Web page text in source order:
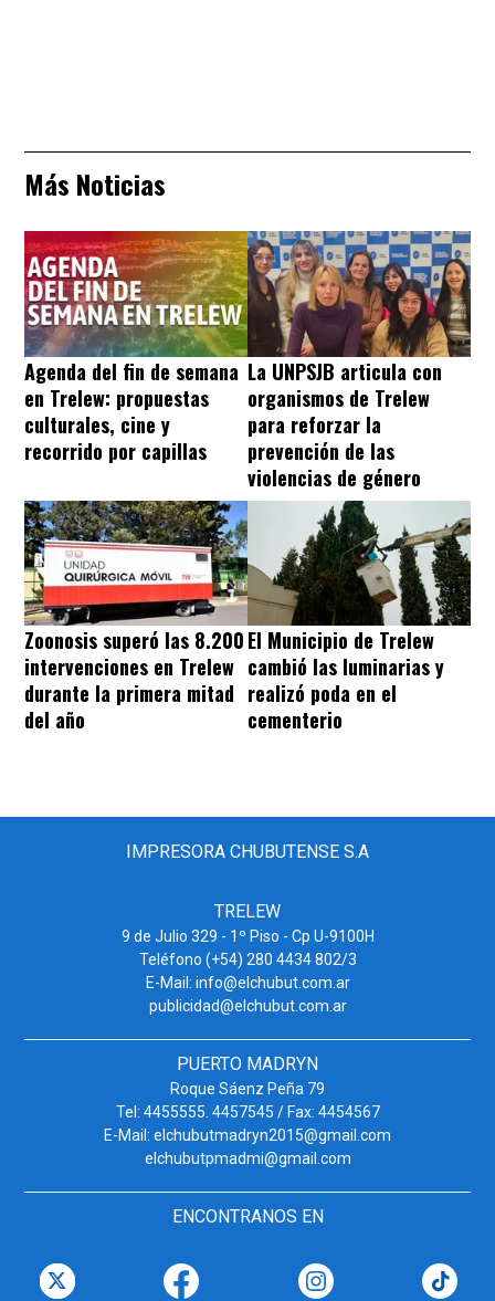
Más Noticias
Agenda del fin de semana
en Trelew: propuestas
culturales, cine y
recorrido por capillas
La UNPSJB articula con
organismos de Trelew
para reforzar la
prevención de las
violencias de género
Zoonosis superó las 8.200
intervenciones en Trelew
durante la primera mitad
del año
El Municipio de Trelew
cambió las luminarias y
realizó poda en el
cementerio
IMPRESORA CHUBUTENSE S.A
TRELEW
9 de Julio 329 - 1º Piso - Cp U-9100H
Teléfono (+54) 280 4434 802/3
E-Mail: info@elchubut.com.ar
publicidad@elchubut.com.ar
PUERTO MADRYN
Roque Sáenz Peña 79
Tel: 4455555. 4457545 / Fax: 4454567
E-Mail: elchubutmadryn2015@gmail.com
elchubutpmadmi@gmail.com
ENCONTRANOS EN